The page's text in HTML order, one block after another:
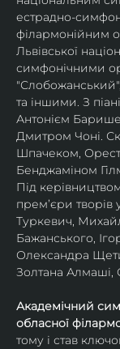
естрадно-
філармонійним
Львівської
симфонічними
та іншими. З
Антонієм
Дмитром Чоні.
Шпачеком,
Бенджаміном
Під
прем’єри творів
Туркевич,
Бажанського,
Олександра
Золтана Алмаші,
Академічний
обласної
тому і став